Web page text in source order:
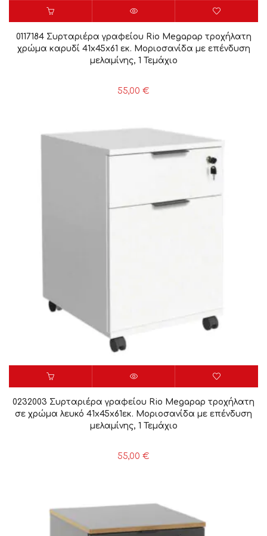
0117184 Συρταριέρα γραφείου Rio Megapap τροχήλατη
χρώμα καρυδί 41x45x61 εκ. Μοριοσανίδα με επένδυση
μελαμίνης, 1 Τεμάχιο
55,00 €
0232003 Συρταριέρα γραφείου Rio Megapap τροχήλατη
σε χρώμα λευκό 41x45x61εκ. Μοριοσανίδα με επένδυση
μελαμίνης, 1 Τεμάχιο
55,00 €